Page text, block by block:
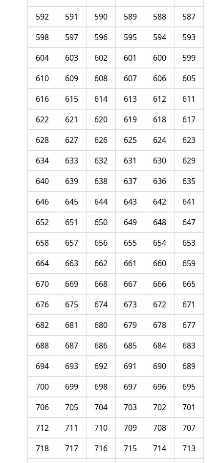
587
588
589
590
591
592
593
594
595
596
597
598
599
600
601
602
603
604
605
606
607
608
609
610
611
612
613
614
615
616
617
618
619
620
621
622
623
624
625
626
627
628
629
630
631
632
633
634
635
636
637
638
639
640
641
642
643
644
645
646
647
648
649
650
651
652
653
654
655
656
657
658
659
660
661
662
663
664
665
666
667
668
669
670
671
672
673
674
675
676
677
678
679
680
681
682
683
684
685
686
687
688
689
690
691
692
693
694
695
696
697
698
699
700
701
702
703
704
705
706
707
708
709
710
711
712
713
714
715
716
717
718